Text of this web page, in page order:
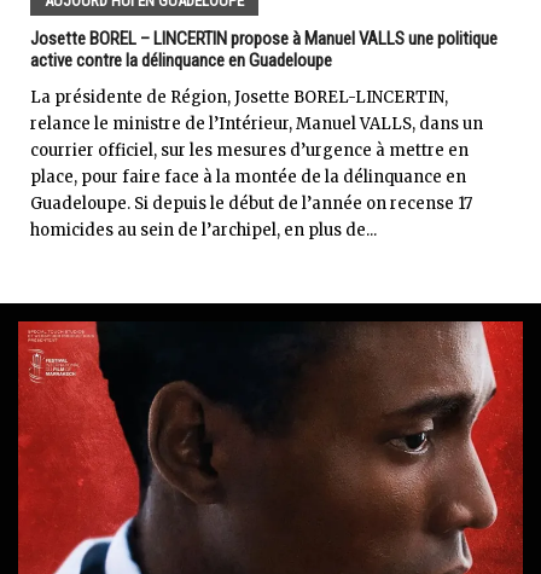
Josette BOREL – LINCERTIN propose à Manuel VALLS une politique
active contre la délinquance en Guadeloupe
La présidente de Région, Josette BOREL-LINCERTIN,
relance le ministre de l’Intérieur, Manuel VALLS, dans un
courrier officiel, sur les mesures d’urgence à mettre en
place, pour faire face à la montée de la délinquance en
Guadeloupe. Si depuis le début de l’année on recense 17
homicides au sein de l’archipel, en plus de...